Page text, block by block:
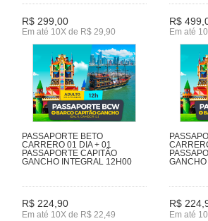
R$ 299,00
Em até 10X de R$ 29,90
R$
Em até
PASSAPORTE BETO
CARRERO 01 DIA + 01
PASSAPORTE CAPITÃO
GANCHO INTEGRAL 12H00
R$ 224,90
Em até 10X de R$ 22,49
R$
Em até